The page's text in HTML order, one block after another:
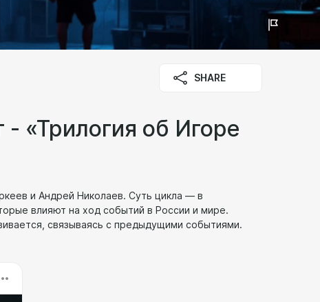
SHARE
- «Трилогия об Игоре
и Андрей Николаев. Суть цикла — в
влияют на ход событий в России и мире.
связываясь с предыдущими событиями.